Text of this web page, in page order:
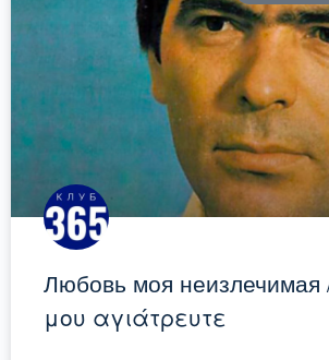
Любовь моя
μου αγιάτρευτε